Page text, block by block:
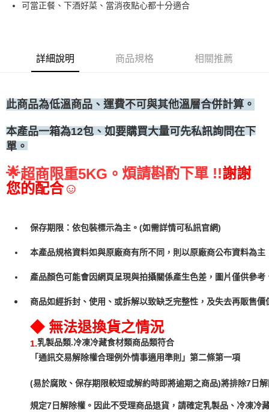
可當正餐、下酒好菜、當消夜點心都十分適合
詳細說明 商品規格 相關推薦
此商品為低溫商品、運費不可與其他溫層合併計算。
本產品一箱為12包、如要購買大量可先私訊詢問在下
單。
🌟超商限重5KG。 煩請斟酌下單 !!謝謝
您的配合☺
保存期限：依包裝標示為主。(如需詳情可私訊官網)
本產品規格資料如與原廠商有所不同，則以原廠商公布資料為主
產品顏色可能會因網頁呈現與拍攝關係產生色差，圖片僅供參
商品如經拆封、使用、或拆解以致缺乏完整性，及失去再販售
◆ 無法退換貨之情況
1.乳製品類.冷凍冷藏食材類商品類符合
「通訊交易解除權合理例外情事適用準則」第二條第一項
(易於腐敗、保存期限較短或解約時即將逾期之商品)將排除7日
規定7日解除權。因此不受理商品退貨，請確定乳製品、冷凍冷